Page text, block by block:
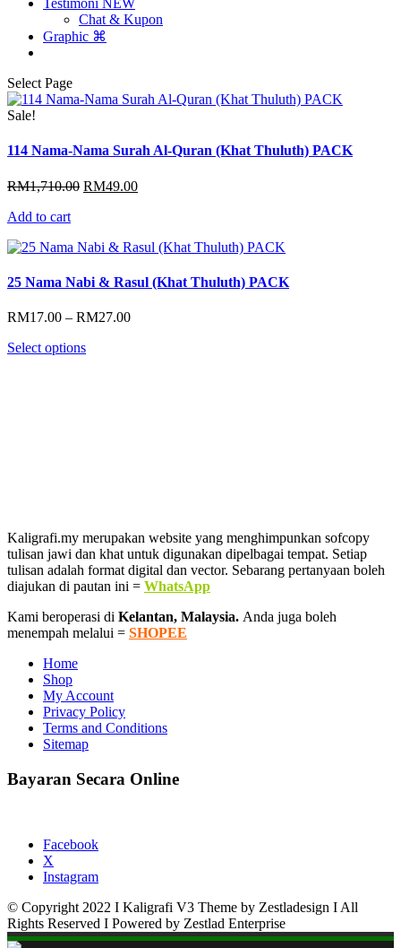
Testimoni NEW
Chat & Kupon
Graphic ⌘
Select Page
Sale!
114 Nama-Nama Surah Al-Quran (Khat Thuluth) PACK
RM1,710.00 Original
RM49.00Current
Add to cart
25 Nama Nabi & Rasul (Khat Thuluth) PACK
RM17.00 – RM27.00Price
Select options
Kaligrafi.my merupakan website yang menghimpunkan sofcopy
tulisan jawi dan khat untuk digunakan dipelbagai tempat. Setiap
tulisan adalah format digital dan vector. Sebarang pertanyaan boleh
diajukan di pautan ini = WhatsApp
Kami beroperasi di Kelantan, Malaysia. Anda juga boleh
menempah melalui = SHOPEE
Home
Shop
My Account
Privacy Policy
Terms and Conditions
Sitemap
Bayaran Secara Online
Facebook
X
Instagram
© Copyright 2022 I Kaligrafi V3 Theme by Zestladesign I All
Rights Reserved I Powered by Zestlad Enterprise